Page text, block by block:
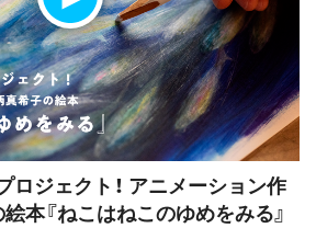
ロジェクト！ アニメーション作
本『ねこはねこのゆめをみる』